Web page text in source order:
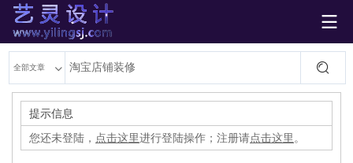
艺灵设计 
全部文章
提示信息
您还未登陆， 点击这里进行登陆操作；注册请点击这里 。